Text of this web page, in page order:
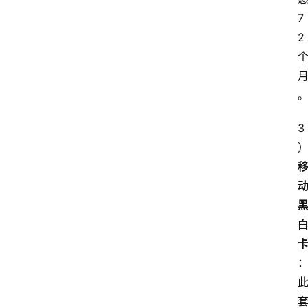
7
2
个
月
。
3
）
移
动
黑
白
卡
：
此
套